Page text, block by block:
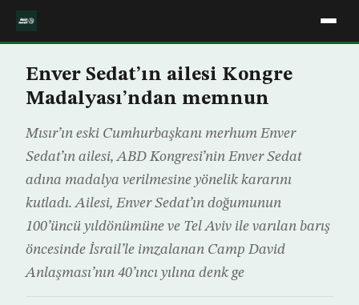
Enver Sedat’ın ailesi Kongre
Madalyası’ndan memnun
Mısır’ın eski Cumhurbaşkanı merhum Enver
Sedat’ın ailesi, ABD Kongresi’nin Enver Sedat
adına madalya verilmesine yönelik kararını
kutladı. Ailesi, Enver Sedat’ın doğumunun
100’üncü yıldönümüne ve Tel Aviv ile varılan barış
öncesinde İsrail’le imzalanan Camp David
Anlaşması’nın 40’ıncı yılına denk ge